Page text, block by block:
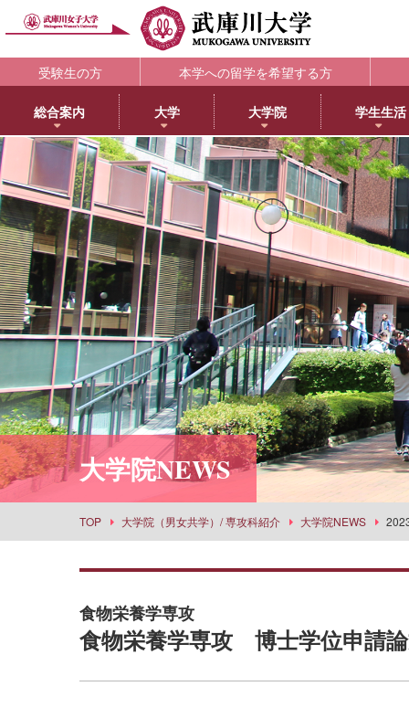
受験生の方 本学への留学を希望する方
総合案内
理念・歴史
教育理念
学院長メッセージ
学長メッセージ
3つのポリシーとアセスメントポリシー
学びの特徴
武庫川女子大学のあゆみ
大学
大学
日本語日本文学科
歴史文化学科
英語グローバル学科
教育学科
心理学科
社会福祉学科
健康・スポーツ科学科
スポーツマネジメント学科
生活環境学科
社会情報学科
食物栄養学科
食創造科学科
建築学科
景観建築学科
演奏学科
応用音楽学科
薬学科
健康生命薬科学科
環境共生学科
大学院
大学院・専攻科
大学院NEWS・EVENTS
教育学専攻
健康・スポーツ科学専攻
食創造科学専攻
薬学専攻
音楽専攻科
学生生活
学生支援部署
教務部
学生部
国際センター
学校教育センター
キャリアセンター
総合情報システム部（ICTヘルプデスク）
健康サポートセンター
学生相談センター
学生サポート室（障がい学生支援）
スポーツセンター
丹嶺学苑研修センター
男女共同参画推進課
事業部
武庫女エンタープライズ
キャリア支援
キャリアセンター
薬学部学生の就職支援
内定先輩アドバイザーの声
研究所
教育総合研究所
健康科学総合研究所
女性活躍総合研究所
教育・研究
研究ポータル
動物実験委員会
女性研究リー
武庫川女子大
センター
スポーツセンタ
アメリカ分校で学ぶ
アメリカ分校（English）
留学プログラム
日本文化センター
アメリカ分校キャンパスマップ
CEA認定状について
附属図書館
利用案内
蔵書検索
マイライブラリ
データベース一覧
武庫川女子大学リポジトリ
LibrariE
学習・研究支援
附属総合ミュージアム
利用案内
所蔵品検索
大学院NEWS
TOP 大学院（男女共学）/ 専攻科紹介 大学院NEWS
食物栄養学専攻
食物栄養学専攻 博士学位申請